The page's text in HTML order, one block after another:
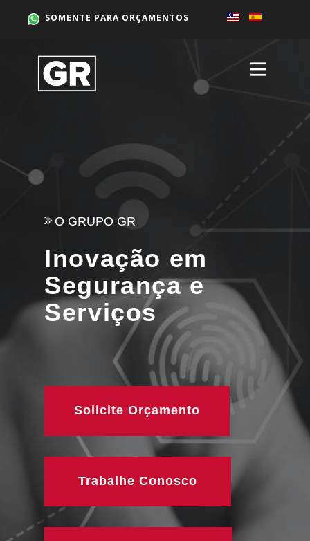
SOMENTE PARA ORÇAMENTOS
O GRUPO GR
Inovação em
Segurança e
Serviços
Solicite Orçamento
Trabalhe Conosco